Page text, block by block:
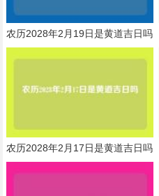
农历2028年2月19日是黄道吉日吗
农历2028年2月17日是黄道吉日吗